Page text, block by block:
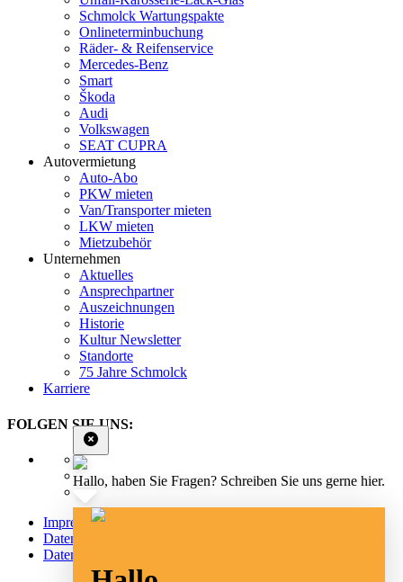
Schmolck Wartungspakte
Onlineterminbuchung
Räder- & Reifenservice
Mercedes-Benz
Smart
Škoda
Audi
Volkswagen
SEAT CUPRA
Autovermietung
Auto-Abo
PKW mieten
Van/Transporter mieten
LKW mieten
Mietzubehör
Unternehmen
Aktuelles
Ansprechpartner
Auszeichnungen
Historie
Kultur Newsletter
Standorte
75 Jahre Schmolck
Karriere
FOLGEN SIE UNS:
Impressum
Datenschutz
Datenschutz Social Media
Hallo, haben Sie Fragen? Schreiben Sie uns gerne hier.